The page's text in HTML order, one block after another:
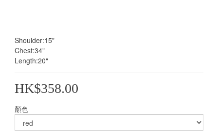
Shoulder:15"
Chest:34"
Length:20"
HK$358.00
顏色